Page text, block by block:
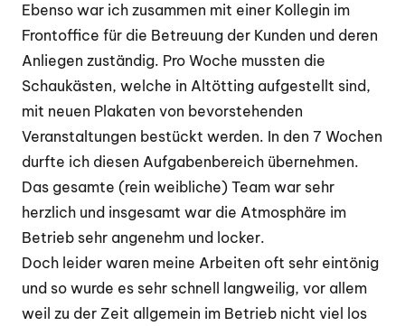
Ebenso war ich zusammen mit einer Kollegin im
Frontoffice für die Betreuung der Kunden und deren
Anliegen zuständig. Pro Woche mussten die
Schaukästen, welche in Altötting aufgestellt sind,
mit neuen Plakaten von bevorstehenden
Veranstaltungen bestückt werden. In den 7 Wochen
durfte ich diesen Aufgabenbereich übernehmen.
Das gesamte (rein weibliche) Team war sehr
herzlich und insgesamt war die Atmosphäre im
Betrieb sehr angenehm und locker.
Doch leider waren meine Arbeiten oft sehr eintönig
und so wurde es sehr schnell langweilig, vor allem
weil zu der Zeit allgemein im Betrieb nicht viel los